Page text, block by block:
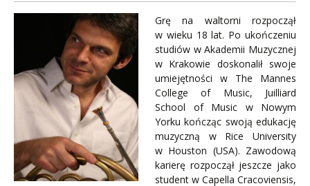
Grę na waltorni rozpoczął
w wieku 18 lat. Po ukończeniu
studiów w Akademii Muzycznej
w Krakowie doskonalił swoje
umiejętności w The Mannes
College of Music, Juilliard
School of Music w Nowym
Yorku kończąc swoją edukację
muzyczną w Rice University
w Houston (USA). Zawodową
karierę rozpoczął jeszcze jako
student w Capella Cracoviensis,